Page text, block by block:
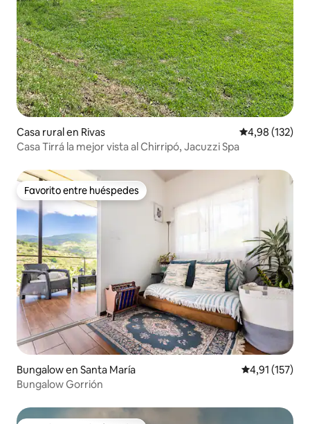
Casa rural en Rivas Calificación
4,98 (132)
Casa Tirrá la mejor vista al Chirripó, Jacuzzi Spa
Favorito entre huéspedes
Favorito entre huéspedes
Bungalow en Santa María Calificación
4,91 (157)
Bungalow Gorrión